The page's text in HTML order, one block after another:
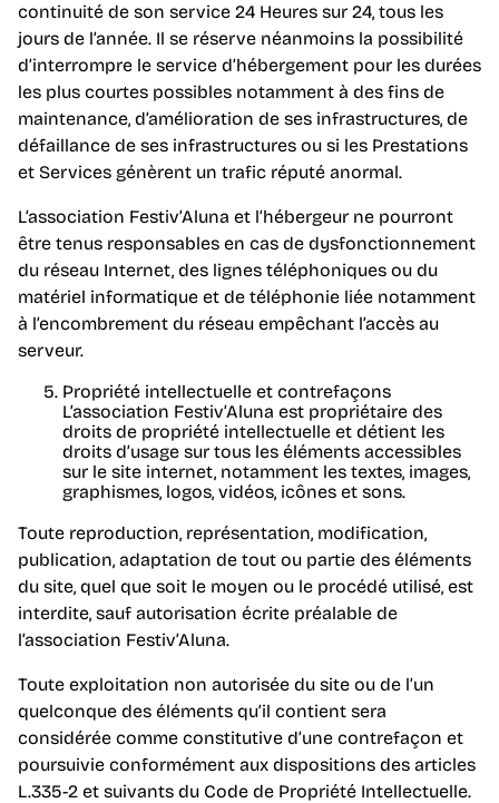
continuité de son service 24 Heures sur 24, tous les
jours de l’année. Il se réserve néanmoins la possibilité
d’interrompre le service d’hébergement pour les durées
les plus courtes possibles notamment à des fins de
maintenance, d’amélioration de ses infrastructures, de
défaillance de ses infrastructures ou si les Prestations
et Services génèrent un trafic réputé anormal.
L’association Festiv’Aluna et l’hébergeur ne pourront
être tenus responsables en cas de dysfonctionnement
du réseau Internet, des lignes téléphoniques ou du
matériel informatique et de téléphonie liée notamment
à l’encombrement du réseau empêchant l’accès au
serveur.
Propriété intellectuelle et contrefaçons
L’association Festiv’Aluna est propriétaire des
droits de propriété intellectuelle et détient les
droits d’usage sur tous les éléments accessibles
sur le site internet, notamment les textes, images,
graphismes, logos, vidéos, icônes et sons.
Toute reproduction, représentation, modification,
publication, adaptation de tout ou partie des éléments
du site, quel que soit le moyen ou le procédé utilisé, est
interdite, sauf autorisation écrite préalable de
l’association Festiv’Aluna.
Toute exploitation non autorisée du site ou de l’un
quelconque des éléments qu’il contient sera
considérée comme constitutive d’une contrefaçon et
poursuivie conformément aux dispositions des articles
L.335-2 et suivants du Code de Propriété Intellectuelle.